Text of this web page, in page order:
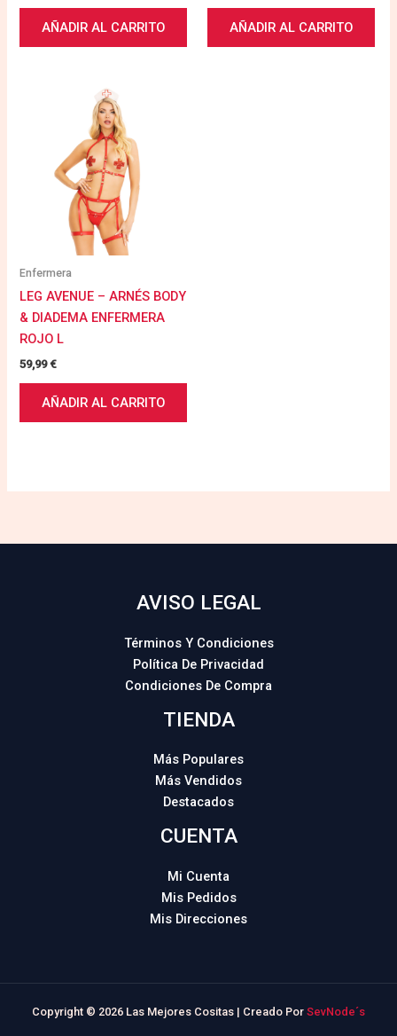
AÑADIR AL CARRITO AÑADIR AL CARRITO
Enfermera
LEG AVENUE – ARNÉS BODY
& DIADEMA ENFERMERA
ROJO L
59,99€
AÑADIR AL CARRITO
AVISO LEGAL
Términos Y Condiciones
Política De Privacidad
Condiciones De Compra
TIENDA
Más Populares
Más Vendidos
Destacados
CUENTA
Mi Cuenta
Mis Pedidos
Mis Direcciones
Copyright © 2026 Las Mejores Cositas | Creado Por SevNode´s